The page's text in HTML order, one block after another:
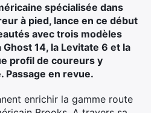
spécialisée dans
à pied, lance en ce début
avec trois modèles
14, la Levitate 6 et la
profil de coureurs y
Passage en revue.
enrichir la gamme route